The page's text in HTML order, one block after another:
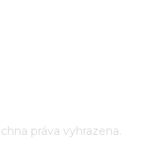
práva vyhrazena.